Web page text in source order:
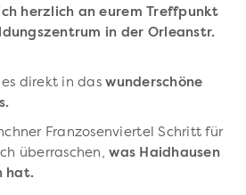
herzlich an eurem Treffpunkt
in der Orleanstr.
es direkt in daswunderschöne
Franzosenviertel Schritt für
überraschen,was Haidhausen
hat.